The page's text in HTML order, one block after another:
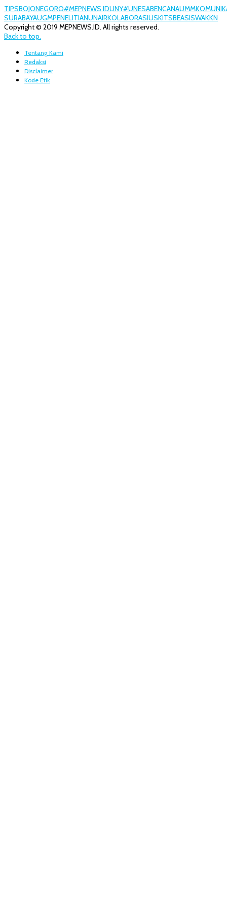
TIPSBOJONEGORO#MEPNEWS.IDUNY#UNESABENCANAUMM
SURABAYAUGMPENELITIANUNAIRKOLABORASIUSKITSBEASISWAKKN
Copyright © 2019 MEPNEWS.ID. All rights reserved.
Back to top.
Tentang Kami
Redaksi
Disclaimer
Kode Etik